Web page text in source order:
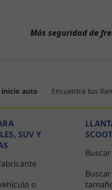
Más seguridad de
inicio auto Encuentra tus
SUV Y
o